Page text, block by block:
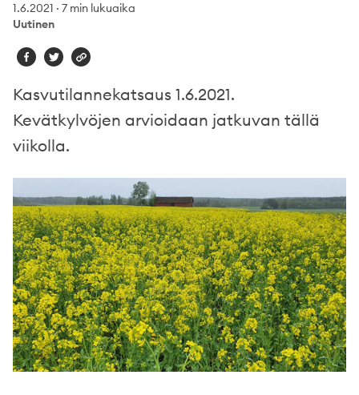
1.6.2021 · 7 min lukuaika
Uutinen
Kasvutilannekatsaus 1.6.2021.
Kevätkylvöjen arvioidaan jatkuvan tällä
viikolla.